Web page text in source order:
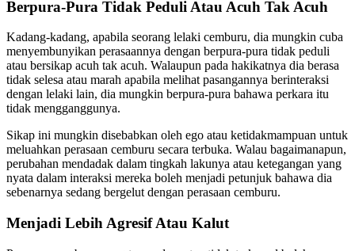
Berpura-Pura Tidak Peduli Atau Acuh Tak Acuh
Kadang-kadang, apabila seorang lelaki cemburu, dia mungkin cuba
menyembunyikan perasaannya dengan berpura-pura tidak peduli
atau bersikap acuh tak acuh. Walaupun pada hakikatnya dia berasa
tidak selesa atau marah apabila melihat pasangannya berinteraksi
dengan lelaki lain, dia mungkin berpura-pura bahawa perkara itu
tidak mengganggunya.
Sikap ini mungkin disebabkan oleh ego atau ketidakmampuan untuk
meluahkan perasaan cemburu secara terbuka. Walau bagaimanapun,
perubahan mendadak dalam tingkah lakunya atau ketegangan yang
nyata dalam interaksi mereka boleh menjadi petunjuk bahawa dia
sebenarnya sedang bergelut dengan perasaan cemburu.
Menjadi Lebih Agresif Atau Kalut